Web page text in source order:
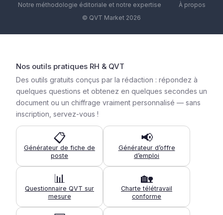
Notre méthodologie éditoriale et notre expertise
À propos
© QVT Market 2026
Nos outils pratiques RH & QVT
Des outils gratuits conçus par la rédaction : répondez à
quelques questions et obtenez en quelques secondes un
document ou un chiffrage vraiment personnalisé — sans
inscription, servez-vous !
📋
Générateur de fiche de
poste
📢
Générateur d’offre
d’emploi
📊
Questionnaire QVT sur
mesure
🏡
Charte télétravail
conforme